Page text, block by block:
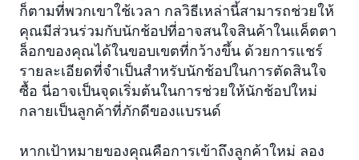
ก็ตามที่พวกเขาใช้เวลา กลวิธีเหล่านี้สามารถช่วยให้
คุณมีส่วนร่วมกับนักช้อปที่อาจสนใจสินค้าในแค็ตตา
ล็อกของคุณได้ในขอบเขตที่กว้างขึ้น ด้วยการแชร์
รายละเอียดที่จำเป็นสำหรับนักช้อปในการตัดสินใจ
ซื้อ นี่อาจเป็นจุดเริ่มต้นในการช่วยให้นักช้อปใหม่
กลายเป็นลูกค้าที่ภักดีของแบรนด์
หากเป้าหมายของคุณคือการเข้าถึงลูกค้าใหม่ ลอง